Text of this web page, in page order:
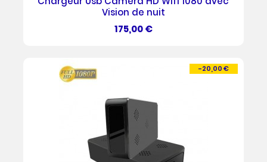
Vision de nuit
Prix
175,00 €
-20,00 €